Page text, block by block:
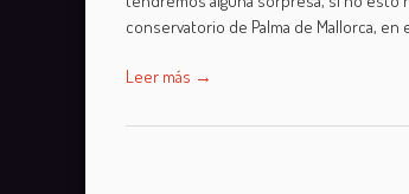
conservatorio de Palma de Mallorca, en
Leer más →